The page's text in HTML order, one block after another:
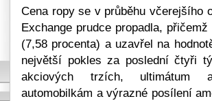
Cena ropy se v průběhu včerejšího
Exchange prudce propadla,
(7,58 procenta) a uzavřel na
největší pokles za poslední čtyři
akciových trzích, ultimátum
automobilkám a výrazné posílení